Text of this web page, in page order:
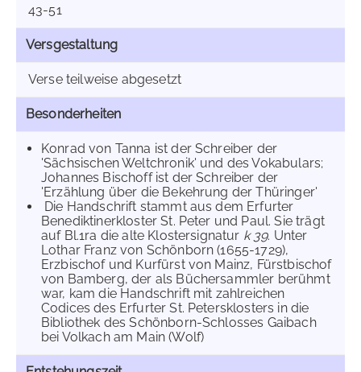
43-51
Versgestaltung
Verse teilweise abgesetzt
Besonderheiten
Konrad von Tanna ist der Schreiber der
'Sächsischen Weltchronik' und des Vokabulars;
Johannes Bischoff ist der Schreiber der
'Erzählung über die Bekehrung der Thüringer'
Die Handschrift stammt aus dem Erfurter
Benediktinerkloster St. Peter und Paul. Sie trägt
auf Bl.1ra die alte Klostersignatur k 39. Unter
Lothar Franz von Schönborn (1655-1729),
Erzbischof und Kurfürst von Mainz, Fürstbischof
von Bamberg, der als Büchersammler berühmt
war, kam die Handschrift mit zahlreichen
Codices des Erfurter St. Petersklosters in die
Bibliothek des Schönborn-Schlosses Gaibach
bei Volkach am Main (Wolf)